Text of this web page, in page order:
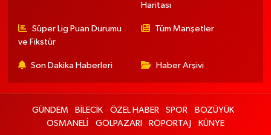
Haritası
Süper Lig Puan Durumu
ve Fikstür
Tüm Manşetler
Son Dakika Haberleri Haber Arşivi
GÜNDEM BİLECİK ÖZEL HABER SPOR
BOZÜYÜK
OSMANELİ
GÖLPAZARI RÖPORTAJ KÜNYE